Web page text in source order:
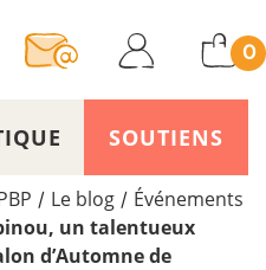
0
SOUTIENS
/ Le blog / Événements
un talentueux
d’Automne de